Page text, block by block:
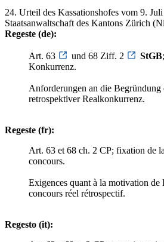
24. Urteil des Kassationshofes vom 9.
Staatsanwaltschaft des Kantons Zürich
Regeste (de):
Art. 63 und 68 Ziff. 2 StGB
Konkurrenz.
Anforderungen an die Begründung
retrospektiver Realkonkurrenz.
Regeste (fr):
Art. 63 et 68 ch. 2 CP; fixation de
concours.
Exigences quant à la motivation de
concours réel rétrospectif.
Regesto (it):